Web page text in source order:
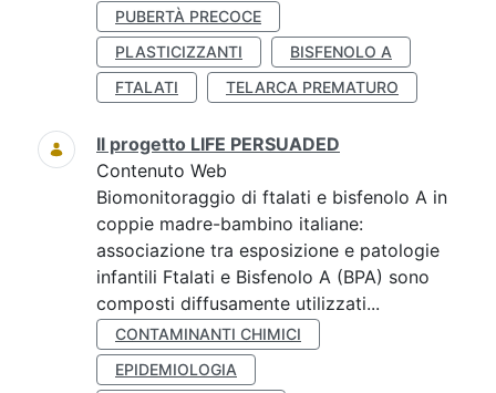
PUBERTÀ PRECOCE
PLASTICIZZANTI
BISFENOLO A
FTALATI
TELARCA PREMATURO
Il progetto LIFE PERSUADED
Contenuto Web
Biomonitoraggio di ftalati e bisfenolo A in
coppie madre-bambino italiane:
associazione tra esposizione e patologie
infantili Ftalati e Bisfenolo A (BPA) sono
composti diffusamente utilizzati...
CONTAMINANTI CHIMICI
EPIDEMIOLOGIA